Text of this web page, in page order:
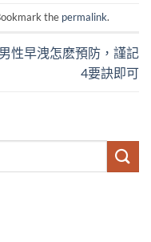
the permalink.
性早洩怎麽預防，謹記
4要訣即可